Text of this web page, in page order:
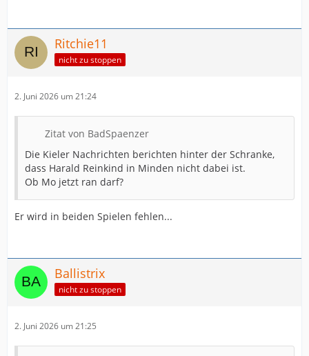
Ritchie11
nicht zu stoppen
2. Juni 2026 um 21:24
Zitat von BadSpaenzer
Die Kieler Nachrichten berichten hinter der Schranke,
dass Harald Reinkind in Minden nicht dabei ist.
Ob Mo jetzt ran darf?
Er wird in beiden Spielen fehlen...
Ballistrix
nicht zu stoppen
2. Juni 2026 um 21:25